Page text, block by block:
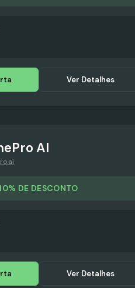
Ver Detalhes
AI
DE DESCONTO
Ver Detalhes